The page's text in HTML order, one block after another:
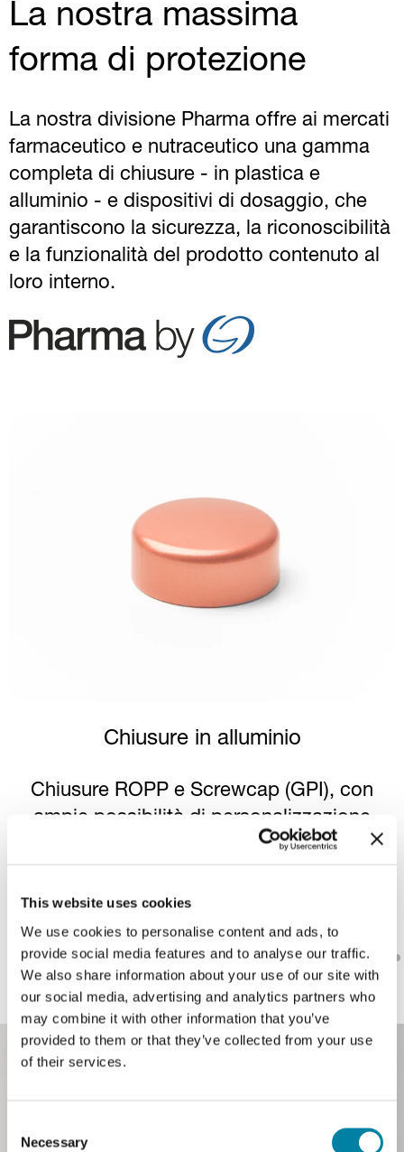
This website uses cookies
We use cookies to personalise content and ads, to
provide social media features and to analyse our traffic.
We also share information about your use of our site with
our social media, advertising and analytics partners who
may combine it with other information that you’ve
provided to them or that they’ve collected from your use
of their services.
Selection
Necessary
La nostra massima
forma di protezione
La nostra divisione Pharma offre ai mercati
farmaceutico e nutraceutico una gamma
completa di chiusure - in plastica e
alluminio - e dispositivi di dosaggio, che
garantiscono la sicurezza, la riconoscibilità
e la funzionalità del prodotto contenuto al
loro interno.
Chiusure in alluminio
Chiusure ROPP e Screwcap (GPI), con
ampie possibilità di personalizzazione
per un packaging premium e